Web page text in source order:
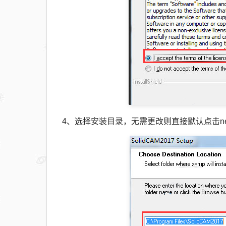
4、选择安装目录，无需更改则直接默认点击